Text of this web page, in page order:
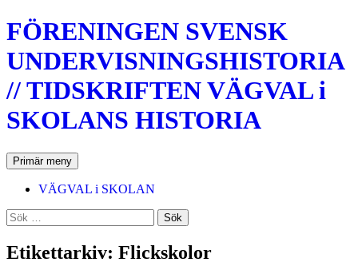
Hoppa
till
innehåll
FÖRENINGEN SVENSK
UNDERVISNINGSHISTORIA
// TIDSKRIFTEN VÄGVAL i
SKOLANS HISTORIA
SökPrimär meny
VÄGVAL i SKOLAN
Sök
efter:
Etikettarkiv: Flickskolor